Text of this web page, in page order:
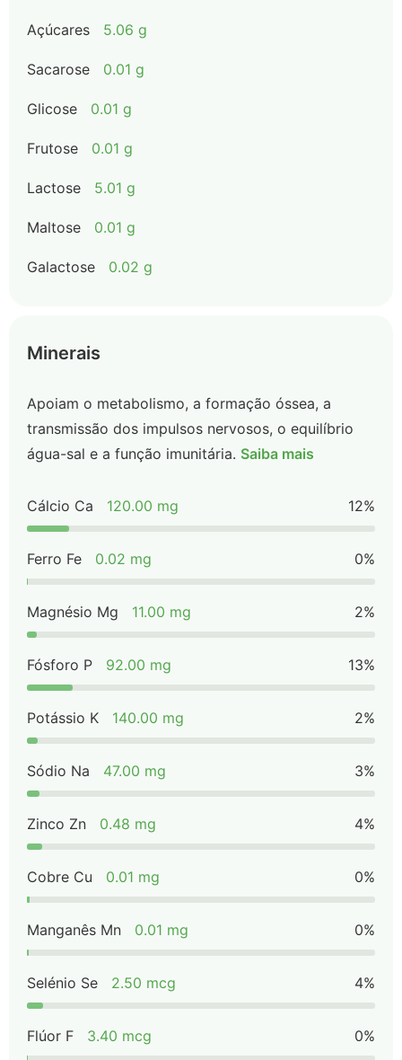
Açúcares 5.06 g
Sacarose 0.01 g
Glicose 0.01 g
Frutose 0.01 g
Lactose 5.01 g
Maltose 0.01 g
Galactose 0.02 g
Minerais
Apoiam o metabolismo, a formação óssea, a
transmissão dos impulsos nervosos, o equilíbrio
água-sal e a função imunitária. Saiba mais
Cálcio Ca 120.00 mg 12%
Ferro Fe 0.02 mg 0%
Magnésio Mg 11.00 mg 2%
Fósforo P 92.00 mg 13%
Potássio K 140.00 mg 2%
Sódio Na 47.00 mg 3%
Zinco Zn 0.48 mg 4%
Cobre Cu 0.01 mg 0%
Manganês Mn 0.01 mg 0%
Selénio Se 2.50 mcg 4%
Flúor F 3.40 mcg 0%